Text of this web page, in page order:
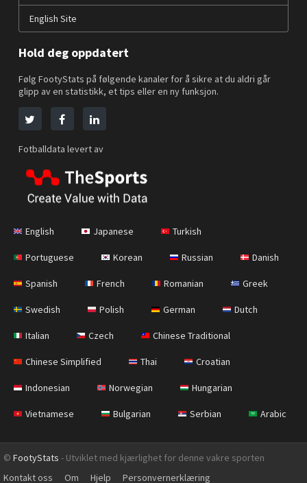
English Site
Hold deg oppdatert
Følg FootyStats på følgende kanaler for å sikre at du aldri går
glipp av en statistikk, et tips eller en ny funksjon.
Fotballdata levert av
English Japanese Turkish
Portuguese Korean Russian Danish
Spanish French Romanian Greek
Swedish Polish German Dutch
Italian Czech Chinese Traditional
Chinese Simplified Thai Croatian
Indonesian Norwegian Hungarian
Vietnamese Bulgarian Serbian Arabic
© FootyStats - Utviklet med kjærlighet for denne vakre sporten
Kontakt oss
Om Hjelp Personvernerklæring